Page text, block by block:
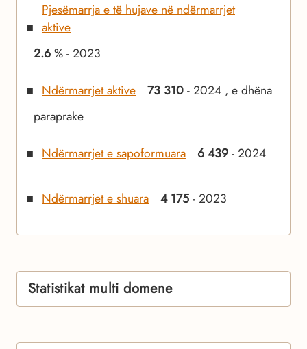
Pjesëmarrja e të hujave në ndërmarrjet
aktive
2.6% - 2023
Ndërmarrjet aktive 73 310- 2024 , e dhëna
paraprake
Ndërmarrjet e sapoformuara 6 439- 2024
Ndërmarrjet e shuara 4 175- 2023
Statistikat multi domene